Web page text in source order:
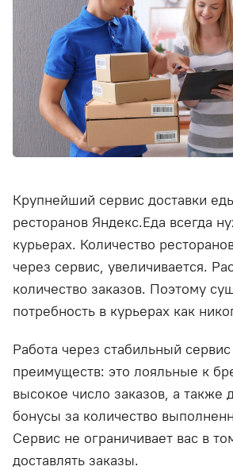
Крупнейший сервис доставки
ресторанов Яндекс.Еда всегда
курьерах. Количество
через сервис, увеличивается.
количество заказов. Поэтому
потребность в курьерах как
Работа через стабильный
преимуществ: это лояльные к
высокое число заказов, а также
бонусы за количество
Сервис не ограничивает вас в
доставлять заказы.